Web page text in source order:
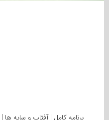
برنامه کامل | آفتاب و سایه ها | ۱۴۰۴.۱۱.۲۵ | استاد شهیدی فیاض